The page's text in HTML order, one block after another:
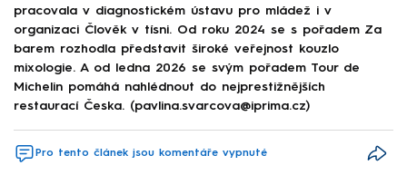
pracovala v diagnostickém ústavu pro mládež i v
organizaci Člověk v tísni. Od roku 2024 se s pořadem Za
barem rozhodla představit široké veřejnost kouzlo
mixologie. A od ledna 2026 se svým pořadem Tour de
Michelin pomáhá nahlédnout do nejprestižnějších
restaurací Česka. (pavlina.svarcova@iprima.cz)
Pro tento článek jsou komentáře vypnuté